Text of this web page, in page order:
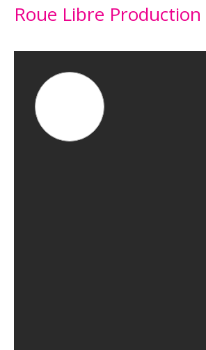
Roue Libre Production